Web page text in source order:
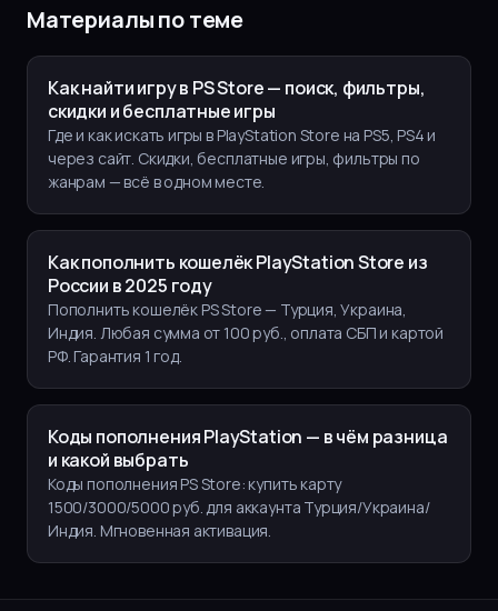
Материалы по теме
Как найти игру в PS Store — поиск, фильтры,
скидки и бесплатные игры
Где и как искать игры в PlayStation Store на PS5, PS4 и
через сайт. Скидки, бесплатные игры, фильтры по
жанрам — всё в одном месте.
Как пополнить кошелёк PlayStation Store из
России в 2025 году
Пополнить кошелёк PS Store — Турция, Украина,
Индия. Любая сумма от 100 руб., оплата СБП и картой
РФ. Гарантия 1 год.
Коды пополнения PlayStation — в чём разница
и какой выбрать
Коды пополнения PS Store: купить карту
1500/3000/5000 руб. для аккаунта Турция/Украина/
Индия. Мгновенная активация.